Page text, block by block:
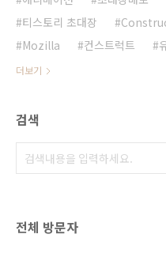
티스토리 초대장
Mozilla
컨스트럭트
더보기
검색
전체 방문자